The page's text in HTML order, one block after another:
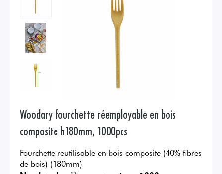
Woodary fourchette réemployable en bois
composite h180mm, 1000pcs
Fourchette reutilisable en bois composite (40% fibres
de bois) (180mm)